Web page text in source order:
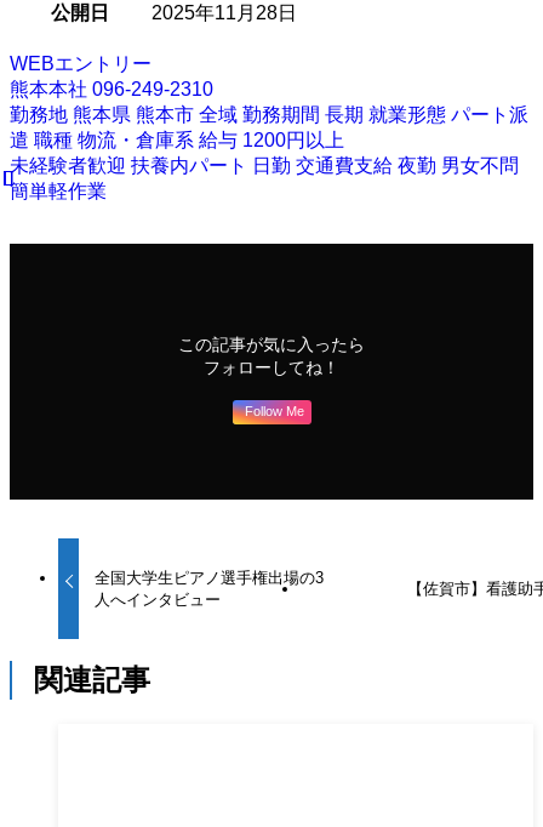
公開日
2025年11月28日
WEBエントリー
熊本本社 096-249-2310
勤務地 熊本県 熊本市 全域 勤務期間 長期 就業形態 パート派
遣 職種 物流・倉庫系 給与 1200円以上
未経験者歓迎 扶養内パート 日勤 交通費支給 夜勤 男女不問
簡単軽作業
この記事が気に入ったら
フォローしてね！
Follow Me
全国大学生ピアノ選手権出場の3
人へインタビュー
【佐賀市】看護助
関連記事